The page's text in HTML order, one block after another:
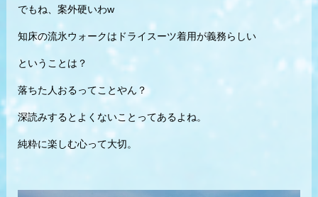
でもね、案外硬いわw
知床の流氷ウォークはドライスーツ着用が義務らしい
ということは？
落ちた人おるってことやん？
深読みするとよくないことってあるよね。
純粋に楽しむ心って大切。